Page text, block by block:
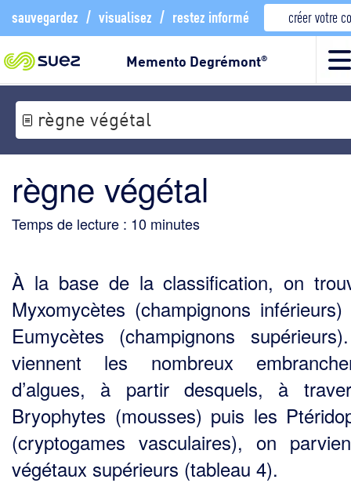
sauvegardez / visualisez / restez informé créer votre
Memento Degrémont®
règne végétal
règne végétal
Temps de lecture : 10 minutes
À la base de la classification, on
Myxomycètes (champignons
Eumycètes (champignons
viennent les nombreux
d’algues, à partir desquels, à
Bryophytes (mousses) puis les
(cryptogames vasculaires), on
végétaux supérieurs (tableau 4).